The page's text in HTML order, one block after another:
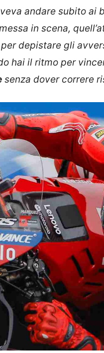
andare subito ai
in scena,
depistare gli
hai il ritmo per
senza dover correre